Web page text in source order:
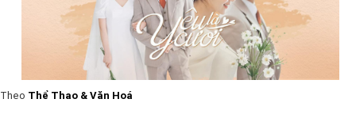
Theo Thể Thao & Văn Hoá